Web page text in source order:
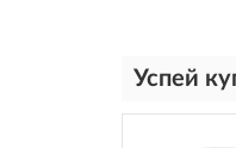
Успей